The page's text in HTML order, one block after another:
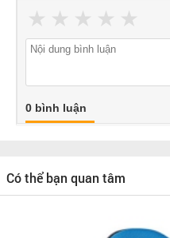
★
★
★
★
★
0 bình luận
Có thể bạn quan tâm